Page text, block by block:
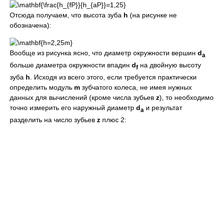
Отсюда получаем, что высота зуба h (на рисунке не
обозначена):
Вообще из рисунка ясно, что диаметр окружности вершин da
больше диаметра окружности впадин df на двойную высоту
зуба h . Исходя из всего этого, если требуется практически
определить модуль m зубчатого колеса, не имея нужных
данных для вычислений (кроме числа зубьев z), то необходимо
точно измерить его наружный диаметр da и результат
разделить на число зубьев z плюс 2: